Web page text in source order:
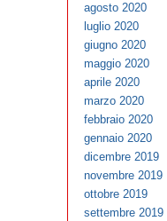
agosto 2020
luglio 2020
giugno 2020
maggio 2020
aprile 2020
marzo 2020
febbraio 2020
gennaio 2020
dicembre 2019
novembre 2019
ottobre 2019
settembre 2019